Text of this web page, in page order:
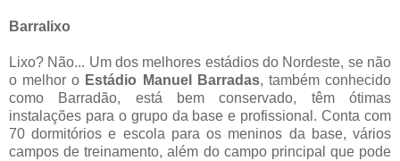
Barralixo
Lixo? Não... Um dos melhores estádios do Nordeste, se não
o melhor o Estádio Manuel Barradas, também conhecido
como Barradão, está bem conservado, têm ótimas
instalações para o grupo da base e profissional. Conta com
70 dormitórios e escola para os meninos da base, vários
campos de treinamento, além do campo principal que pode